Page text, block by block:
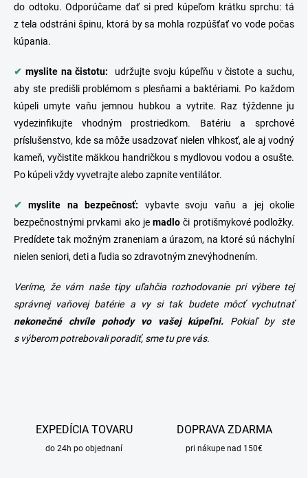
do odtoku. Odporúčame dať si pred kúpeľom krátku sprchu: tá
z tela odstráni špinu, ktorá by sa mohla rozpúšťať vo vode počas
kúpania.
✔ myslite na čistotu: udržujte svoju kúpeľňu v čistote a suchu,
aby ste predišli problémom s plesňami a baktériami. Po každom
kúpeli umyte vaňu jemnou hubkou a vytrite. Raz týždenne ju
vydezinfikujte vhodným prostriedkom. Batériu a sprchové
príslušenstvo, kde sa môže usadzovať nielen vlhkosť, ale aj vodný
kameň, vyčistite mäkkou handričkou s mydlovou vodou a osušte.
Po kúpeli vždy vyvetrajte alebo zapnite ventilátor.
✔ myslite na bezpečnosť: vybavte svoju vaňu a jej okolie
bezpečnostnými prvkami ako jemadlo či protišmykové podložky.
Predídete tak možným zraneniam a úrazom, na ktoré sú náchylní
nielen seniori, deti a ľudia so zdravotným znevýhodnením.
Veríme, že vám naše tipy uľahčia rozhodovanie pri výbere tej
správnej vaňovej batériea vy si tak budete môcť vychutnať
nekonečné chvíle pohody vo vašej kúpeľni. Pokiaľ by ste
s výberom potrebovali poradiť, sme tu pre vás.
EXPEDÍCIA TOVARU
do 24h po objednaní
DOPRAVA ZDARMA
pri nákupe nad 150€